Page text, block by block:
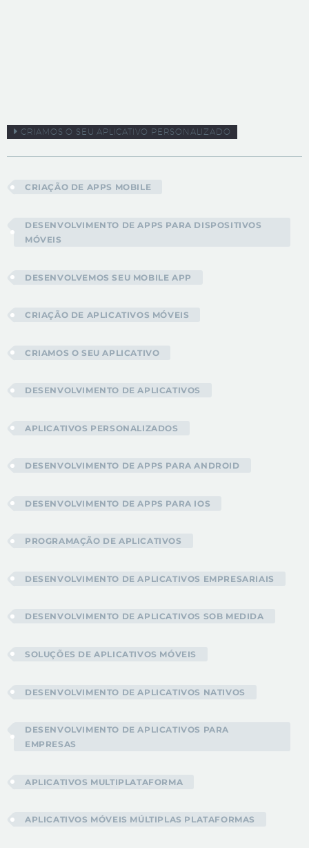
CRIAMOS O SEU APLICATIVO PERSONALIZADO
CRIAÇÃO DE APPS MOBILE
DESENVOLVIMENTO DE APPS PARA DISPOSITIVOS
MÓVEIS
DESENVOLVEMOS SEU MOBILE APP
CRIAÇÃO DE APLICATIVOS MÓVEIS
CRIAMOS O SEU APLICATIVO
DESENVOLVIMENTO DE APLICATIVOS
APLICATIVOS PERSONALIZADOS
DESENVOLVIMENTO DE APPS PARA ANDROID
DESENVOLVIMENTO DE APPS PARA IOS
PROGRAMAÇÃO DE APLICATIVOS
DESENVOLVIMENTO DE APLICATIVOS EMPRESARIAIS
DESENVOLVIMENTO DE APLICATIVOS SOB MEDIDA
SOLUÇÕES DE APLICATIVOS MÓVEIS
DESENVOLVIMENTO DE APLICATIVOS NATIVOS
DESENVOLVIMENTO DE APLICATIVOS PARA
EMPRESAS
APLICATIVOS MULTIPLATAFORMA
APLICATIVOS MÓVEIS MÚLTIPLAS PLATAFORMAS